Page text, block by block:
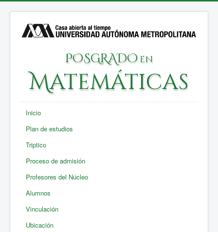
POSGRADO en
Matemáticas
Inicio
Plan de estudios
Triptico
Proceso de admisión
Profesores del Núcleo
Alumnos
Vinculación
Ubicación